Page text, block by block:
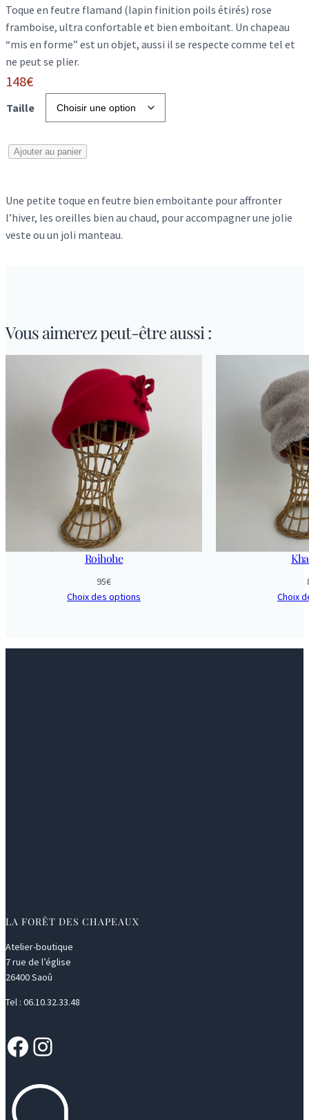
Toque en feutre flamand (lapin finition poils étirés) rose
framboise, ultra confortable et bien emboitant. Un chapeau
“mis en forme” est un objet, aussi il se respecte comme tel et
ne peut se plier.
148€
Taille
n
t
i
M
a
r
Ajouter au panier
Une petite toque en feutre bien emboitante pour affronter
l’hiver, les oreilles bien au chaud, pour accompagner une jolie
veste ou un joli manteau.
Vous aimerez peut-être aussi :
Roihohe
95€
Choix des options
Choix
LA FORÊT DES CHAPEAUX
Atelier-boutique
7 rue de l’église
26400 Saoû
Tel : 06.10.32.33.48
Facebook Instagram